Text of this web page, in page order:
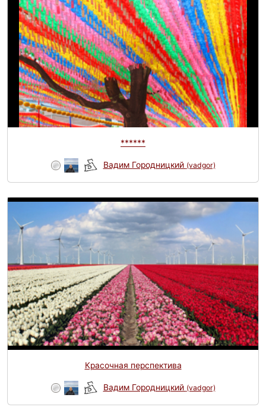
******
Вадим Городницкий (vadgor)
Красочная перспектива
Вадим Городницкий (vadgor)